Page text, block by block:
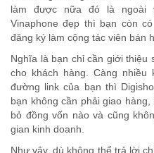
làm được nữa đó là ngoài
Vinaphone đẹp thì bạn còn
đăng ký làm cộng tác viên bán
Nghĩa là bạn chỉ cần giới thiệu
cho khách hàng. Càng
đường link của bạn thì
bạn không cần phải giao
bỏ đồng vốn nào và cũng
gian kinh doanh.
Như vậy, dù không thể trả lời